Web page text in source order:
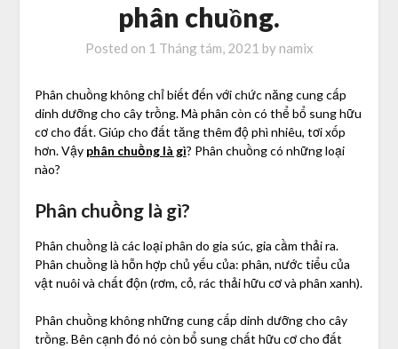
phân chuồng.
Posted on 1 Tháng tám, 2021 by namix
Phân chuồng không chỉ biết đến với chức năng cung cấp
dinh dưỡng cho cây trồng. Mà phân còn có thể bổ sung hữu
cơ cho đất. Giúp cho đất tăng thêm độ phì nhiêu, tơi xốp
hơn. Vậy phân chuồng là gì? Phân chuồng có những loại
nào?
Phân chuồng là gì?
Phân chuồng là các loại phân do gia súc, gia cầm thải ra.
Phân chuồng là hỗn hợp chủ yếu của: phân, nước tiểu của
vật nuôi và chất độn (rơm, cỏ, rác thải hữu cơ và phân xanh).
Phân chuồng không những cung cấp dinh dưỡng cho cây
trồng. Bên cạnh đó nó còn bổ sung chất hữu cơ cho đất